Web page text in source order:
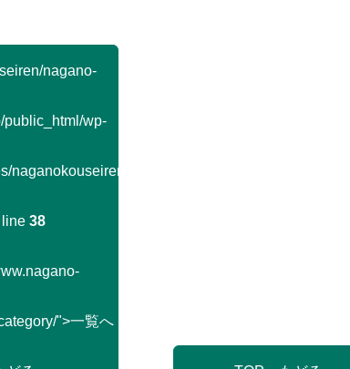
nagano-
public_html/wp-
naganokouseiren/single.php
38
">一覧へ